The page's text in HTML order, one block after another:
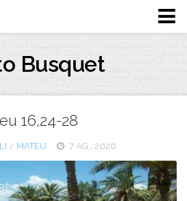
Busquet
16,24-28
/ MATEU 7 AG., 2026